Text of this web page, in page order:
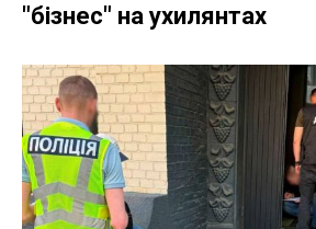
"бізнес" на ухилянтах